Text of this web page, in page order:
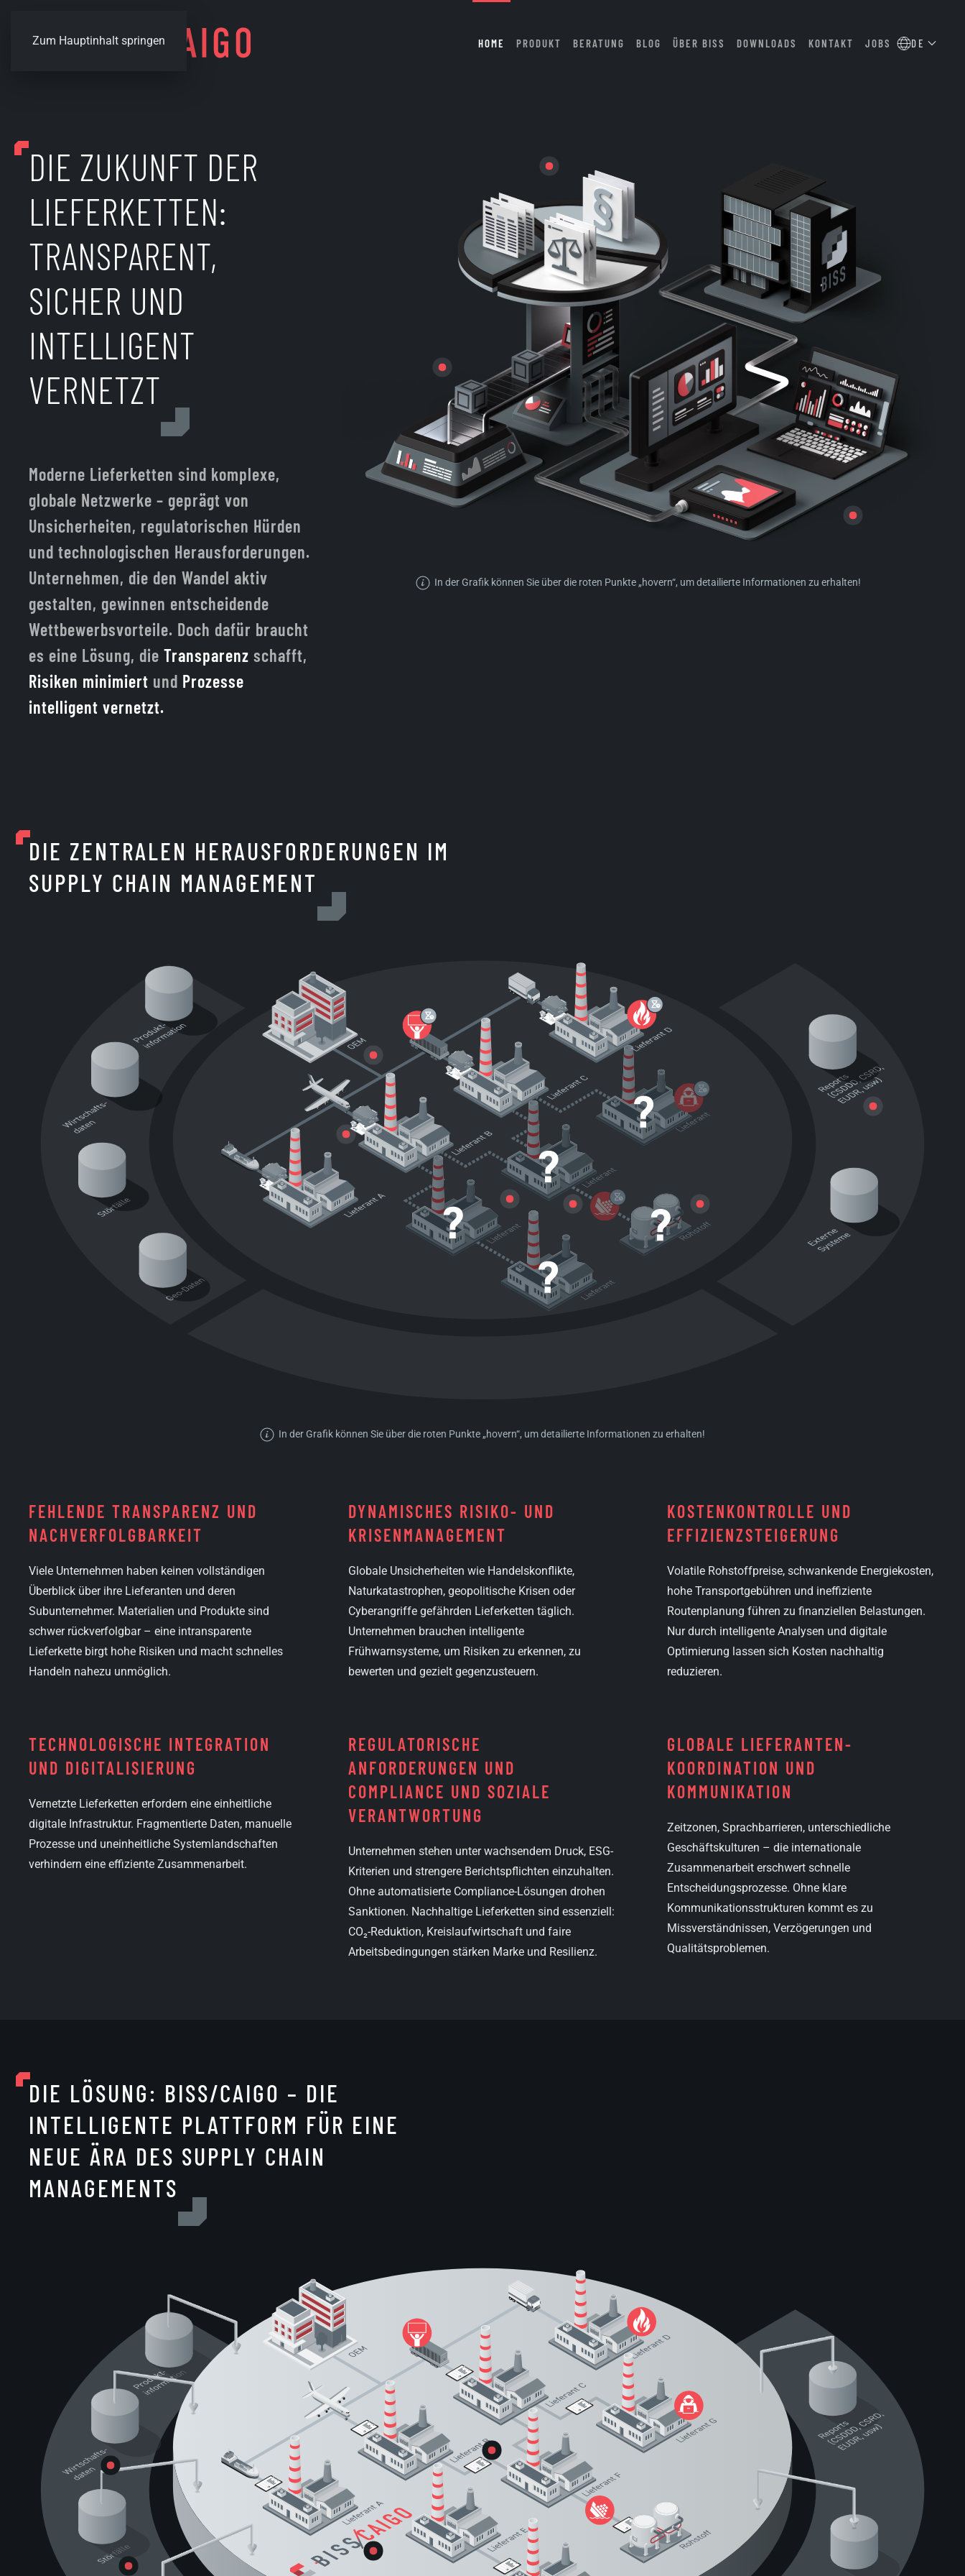
Zum Hauptinhalt springen HOME PRODUKT BERATUNG BLOG ÜBER BISS DOWNLOADS KONTAKT JOBS DE
DIE ZUKUNFT DER
LIEFERKETTEN:
TRANSPARENT,
SICHER UND
INTELLIGENT
VERNETZT
Moderne Lieferketten sind komplexe,
globale Netzwerke – geprägt von
Unsicherheiten, regulatorischen Hürden
und technologischen Herausforderungen.
Unternehmen, die den Wandel aktiv
gestalten, gewinnen entscheidende
Wettbewerbsvorteile. Doch dafür braucht
es eine Lösung, die Transparenz schafft,
Risiken minimiert und Prozesse
intelligent vernetzt.
In der Grafik können Sie über die roten Punkte „hovern“, um detailierte Informationen zu erhalten!
DIE ZENTRALEN HERAUS­FORDERUNGEN IM
SUPPLY CHAIN MANAGEMENT
In der Grafik können Sie über die roten Punkte „hovern“, um detailierte Informationen zu erhalten!
FEHLENDE TRANSPARENZ UND
NACH­VERFOLGBARKEIT
Viele Unternehmen haben keinen vollständigen
Überblick über ihre Lieferanten und deren
Subunternehmer. Materialien und Produkte sind
schwer rückverfolgbar – eine intransparente
Lieferkette birgt hohe Risiken und macht schnelles
Handeln nahezu unmöglich.
DYNAMISCHES RISIKO- UND
KRISEN­MANAGEMENT
Globale Unsicherheiten wie Handelskonflikte,
Naturkatastrophen, geopolitische Krisen oder
Cyberangriffe gefährden Lieferketten täglich.
Unternehmen brauchen intelligente
Frühwarnsysteme, um Risiken zu erkennen, zu
bewerten und gezielt gegenzusteuern.
KOSTEN­KONTROLLE UND
EFFIZIENZ­STEIGERUNG
Volatile Rohstoffpreise, schwankende Energiekosten,
hohe Transportgebühren und ineffiziente
Routenplanung führen zu finanziellen Belastungen.
Nur durch intelligente Analysen und digitale
Optimierung lassen sich Kosten nachhaltig
reduzieren.
TECHNOLOGISCHE INTEGRATION
UND DIGITALISIERUNG
Vernetzte Lieferketten erfordern eine einheitliche
digitale Infrastruktur. Fragmentierte Daten, manuelle
Prozesse und uneinheitliche Systemlandschaften
verhindern eine effiziente Zusammenarbeit.
REGULATORISCHE
ANFORDERUNGEN UND
COMPLIANCE UND SOZIALE
VERANTWORTUNG
Unternehmen stehen unter wachsendem Druck, ESG-
Kriterien und strengere Berichtspflichten einzuhalten.
Ohne automatisierte Compliance-Lösungen drohen
Sanktionen. Nachhaltige Lieferketten sind essenziell:
CO₂-Reduktion, Kreislaufwirtschaft und faire
Arbeitsbedingungen stärken Marke und Resilienz.
GLOBALE LIEFERANTEN­
KOORDINATION UND
KOMMUNIKATION
Zeitzonen, Sprachbarrieren, unterschiedliche
Geschäftskulturen – die internationale
Zusammenarbeit erschwert schnelle
Entscheidungsprozesse. Ohne klare
Kommunikationsstrukturen kommt es zu
Missverständnissen, Verzögerungen und
Qualitätsproblemen.
DIE LÖSUNG: BISS/CAIGO – DIE
INTELLIGENTE PLATTFORM FÜR EINE
NEUE ÄRA DES SUPPLY CHAIN
MANAGEMENTS